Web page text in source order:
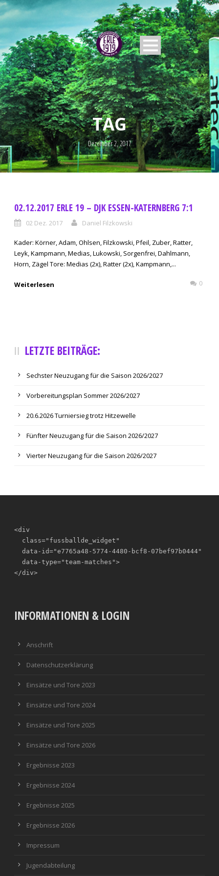
TAG
Dezember 2, 2017
02.12.2017 ERLE 19 – DJK ESSEN-KATERNBERG 7:1
02 Dez. 2017 Daniel Filzkowski
Kader: Körner, Adam, Ohlsen, Filzkowski, Pfeil, Zuber, Ratter,
Leyk, Kampmann, Medias, Lukowski, Sorgenfrei, Dahlmann,
Horn, Zägel Tore: Medias (2x), Ratter (2x), Kampmann,...
Weiterlesen 0
LETZTE BEITRÄGE:
Sechster Neuzugang für die Saison 2026/2027
Vorbereitungsplan Sommer 2026/2027
20.6.2026 Turniersieg trotz Hitzewelle
Fünfter Neuzugang für die Saison 2026/2027
Vierter Neuzugang für die Saison 2026/2027
<div
</div>
INFORMATIONEN & LOGIN
Anschrift
Datenschutzerklärung
Einsätze und Tore 2023
Einsätze und Tore 2024
Einsätze und Tore 2025
Einsätze und Tore 2026
Ergebnisse 2023
Ergebnisse 2024
Ergebnisse 2025
Ergebnisse 2026
Impressum
Jugendabteilung